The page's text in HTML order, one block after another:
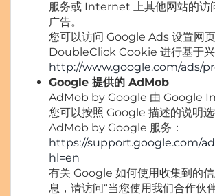
服务或 Internet 上其他网站的访
广告。
您可以访问 Google Ads 设置网
DoubleClick Cookie 进行基于兴
http://www.google.com/ads/
Google 提供的 AdMob
AdMob by Google 由 Google
您可以按照 Google 描述的说明
AdMob by Google 服务：
https://support.google.com/
hl=en
有关 Google 如何使用收集到的
息，请访问“当您使用我们合作伙